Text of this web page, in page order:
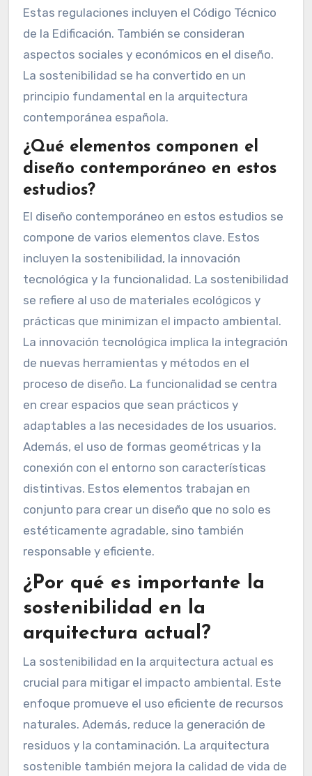
Estas regulaciones incluyen el Código Técnico
de la Edificación. También se consideran
aspectos sociales y económicos en el diseño.
La sostenibilidad se ha convertido en un
principio fundamental en la arquitectura
contemporánea española.
¿Qué elementos componen el
diseño contemporáneo en estos
estudios?
El diseño contemporáneo en estos estudios se
compone de varios elementos clave. Estos
incluyen la sostenibilidad, la innovación
tecnológica y la funcionalidad. La sostenibilidad
se refiere al uso de materiales ecológicos y
prácticas que minimizan el impacto ambiental.
La innovación tecnológica implica la integración
de nuevas herramientas y métodos en el
proceso de diseño. La funcionalidad se centra
en crear espacios que sean prácticos y
adaptables a las necesidades de los usuarios.
Además, el uso de formas geométricas y la
conexión con el entorno son características
distintivas. Estos elementos trabajan en
conjunto para crear un diseño que no solo es
estéticamente agradable, sino también
responsable y eficiente.
¿Por qué es importante la
sostenibilidad en la
arquitectura actual?
La sostenibilidad en la arquitectura actual es
crucial para mitigar el impacto ambiental. Este
enfoque promueve el uso eficiente de recursos
naturales. Además, reduce la generación de
residuos y la contaminación. La arquitectura
sostenible también mejora la calidad de vida de